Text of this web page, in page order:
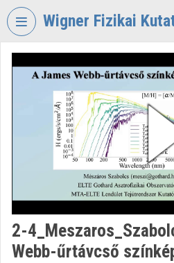
Fejléc kihagyása
Wigner Fizikai
KUTATÓKÖZPONT
Intézményi kezdőlap
Bejelentkezés
Kategóriák
2-
Webb-űrtávcső